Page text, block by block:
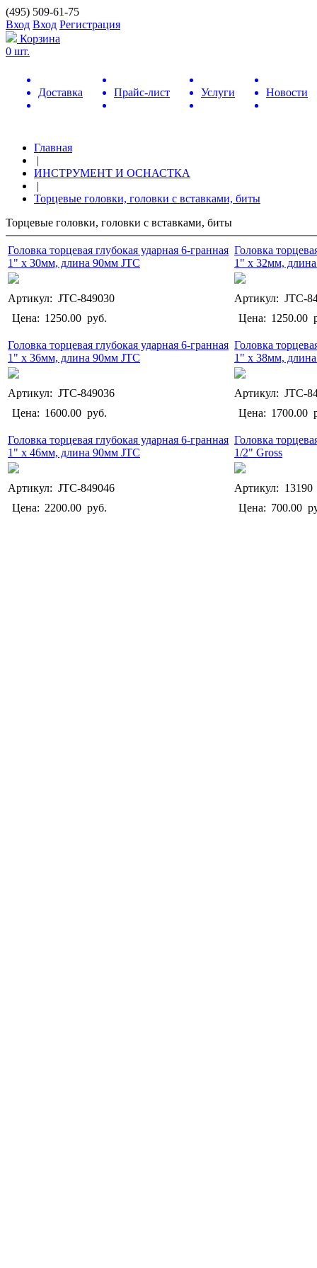
(495) 509-61-75
Вход Вход Регистрация
Корзина
0 шт.
Доставка Прайс-лист Услуги Новости
Главная
|
ИНСТРУМЕНТ И ОСНАСТКА
|
Торцевые головки, головки с вставками, биты
Торцевые головки, головки с вставками, биты
Головка торцевая глубокая ударная 6-гранная
1" х 30мм, длина 90мм JTC
Головка
1" х 32мм,
Артикул: JTC-849030
Артикул: JTC-
Цена: 1250.00 руб. Цена: 1250.00
Головка торцевая глубокая ударная 6-гранная
1" х 36мм, длина 90мм JTC
Головка
1" х 38мм,
Артикул: JTC-849036
Артикул: JTC-
Цена: 1600.00 руб. Цена: 1700.00
Головка торцевая глубокая ударная 6-гранная
1" х 46мм, длина 90мм JTC
Головка
1/2" Gross
Артикул: JTC-849046
Артикул: 13190
Цена: 2200.00 руб. Цена: 700.00